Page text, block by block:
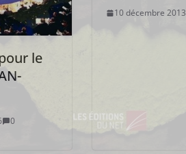
le
0
10 décembre 2013